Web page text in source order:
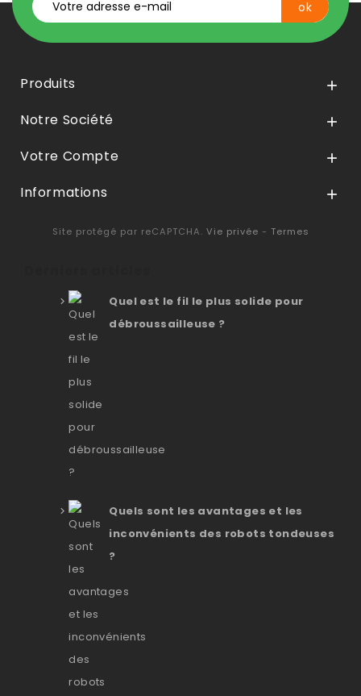
Produits 
Notre Société 
Votre Compte 
Informations 
Site protégé par reCAPTCHA. Vie privée - Termes
Quel est le fil le plus solide pour
débroussailleuse ?
Quels sont les avantages et les
inconvénients des robots tondeuses
?